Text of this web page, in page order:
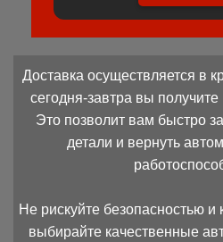
Доставка осуществляется в
сегодня-завтра вы
Это позволит вам быстро
детали и вернуть
Не рискуйте безопасностью
выбирайте качественные